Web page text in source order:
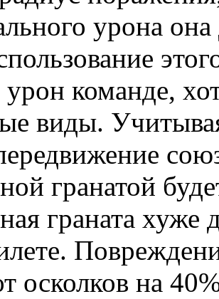
урона
урон команде,
виды.
гранатой
граната хуже
осколков на